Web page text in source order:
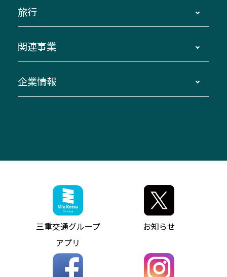
三重交通接近情報バスロケーションシステム
迂回・休止について
臨時バスについて
伊勢二見鳥羽周遊バスCANばす
「みえブルーライン」（三重大学病院直通バ
神都ライナー
ミジュマルのラッピングバス（鈴鹿管内）
参宮バス
神都バス
パールシャトル
バス情報の見える化
伊賀～名古屋
南紀～VISON～名古屋
湯の山温泉～名古屋
桑名・長島温泉・金城ふ頭駅～中部国際空港
（休止中）
お客様駐車場のご案内
アイコンの説明
インターネット予約
よくあるご質問
お問い合わせ
貸切バスのご利用について
お問い合わせ
旅行
貸切バス団体旅行
美し国周遊ばす
関連事業
自家用自動車車両運行管理
ザ・バスコレクション三重交通バスセット
三重交通公式グッズ
企業情報
ファンコーナー
お問い合わせ
お知らせ・最新情報一覧
ニュースリリース
お問い合わせ
個人情報保護方針
三重交通グループ
アプリ
お知らせ